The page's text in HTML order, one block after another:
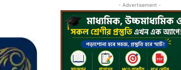
- Advertisement -